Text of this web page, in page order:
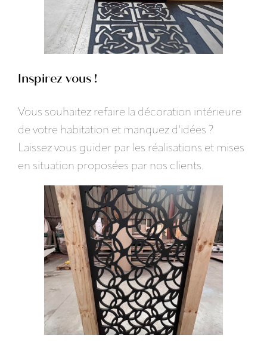
Inspirez vous !
Vous souhaitez refaire la décoration intérieure
de votre habitation et manquez d'idées ?
Laissez vous guider par les réalisations et mises
en situation proposées par nos clients.